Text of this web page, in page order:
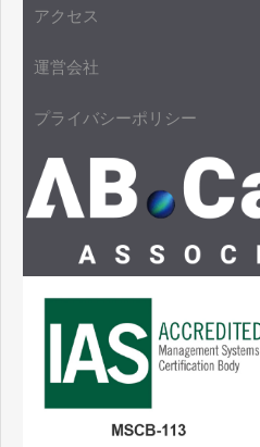
アクセス
運営会社
プライバシーポリシー